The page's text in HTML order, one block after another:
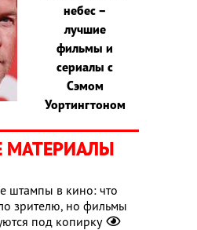
небес –
лучшие
фильмы и
сериалы с
Сэмом
Уортингтоном
МАТЕРИАЛЫ
штампы в кино: что
зрителю, но фильмы
под копирку